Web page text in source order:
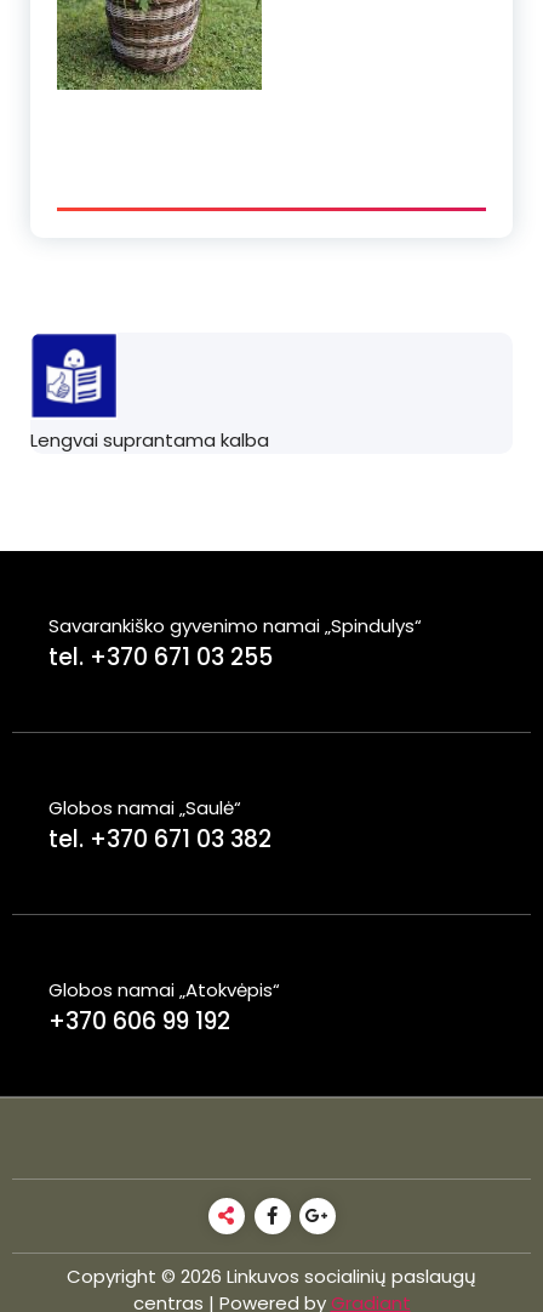
Lengvai suprantama kalba
Savarankiško gyvenimo namai „Spindulys“
tel. +370 671 03 255
Globos namai „Saulė“
tel. +370 671 03 382
Globos namai „Atokvėpis“
+370 606 99 192
Copyright © 2026 Linkuvos socialinių paslaugų
centras | Powered byGradiant